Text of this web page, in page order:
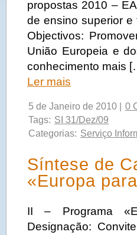
propostas 2010 –
de ensino superior e
Objectivos:
União Europeia e
conhecimento mais
Ler mais
5 de Janeiro de 2010 |
0
Tags: SI 31/Dez/09
Categorias: Serviço
Síntese de
«Europa
II – Programa
Designação: